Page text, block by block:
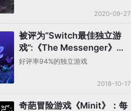
2020-09-27
被评为“Switch最佳独立游
戏”:《The Messenger》周
销量才5万？
好评率94%的独立游戏
2018-10-17
奇葩冒险游戏《Minit》：每